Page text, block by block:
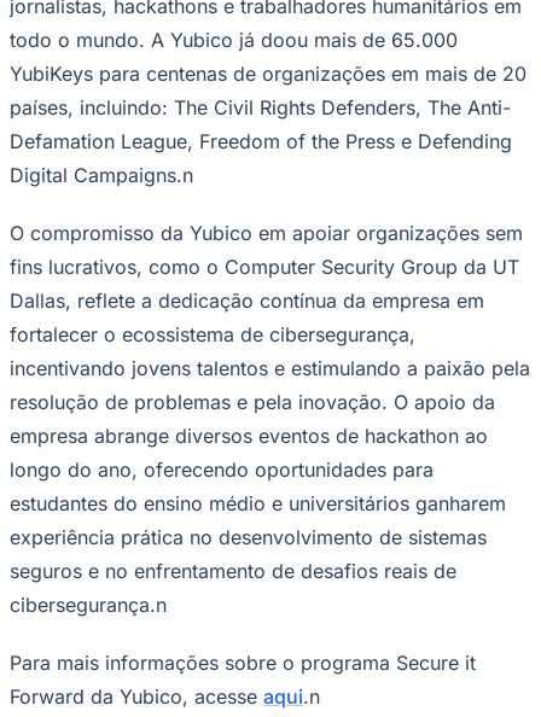
YubiKeys para centenas de organizações em mais de 20
países, incluindo: The Civil Rights Defenders, The Anti-
Defamation League, Freedom of the Press e Defending
Digital Campaigns.n
O compromisso da Yubico em apoiar organizações sem
Dallas, reflete a dedicação contínua da empresa em
fortalecer o ecossistema de cibersegurança,
incentivando jovens talentos e estimulando a paixão pela
resolução de problemas e pela inovação. O apoio da
empresa abrange diversos eventos de hackathon ao
longo do ano, oferecendo oportunidades para
estudantes do ensino médio e universitários ganharem
experiência prática no desenvolvimento de sistemas
seguros e no enfrentamento de desafios reais de
cibersegurança.n
Para mais informações sobre o programa Secure it
Sobre a Yubico